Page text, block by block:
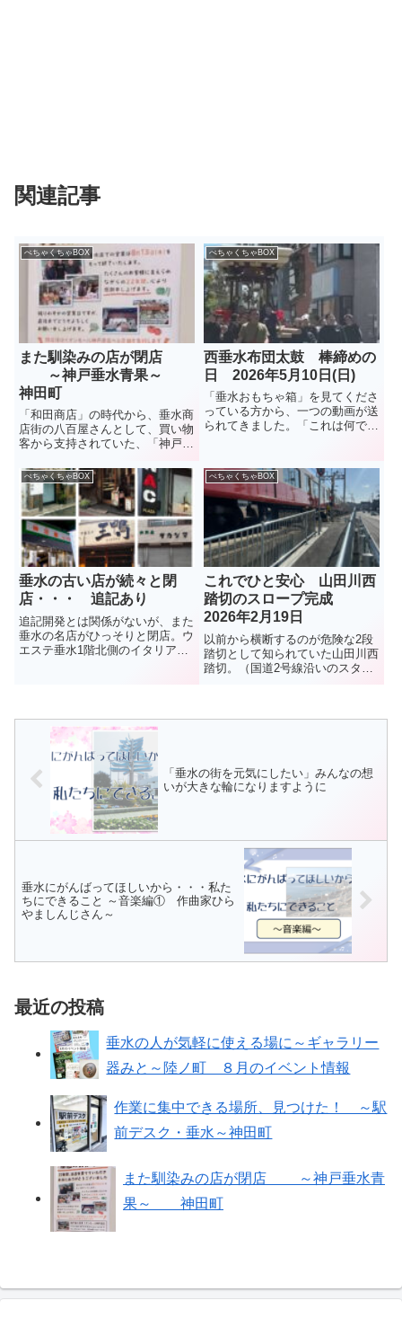
関連記事
ぺちゃくちゃBOX
また馴染みの店が閉店
～神戸垂水青果～
神田町
「和田商店」の時代から、垂水商
店街の八百屋さんとして、買い物
客から支持されていた、「神戸垂
移転、店も広くなって買いやすく
なったと評判だったが・・・。今
夏、8月13日に閉店とのこと。残
念だが、イオンモール神戸南...
ぺちゃくちゃBOX
西垂水布団太鼓 棒締めの
日 2026年5月10日(日)
「垂水おもちゃ箱」を見てくださ
っている方から、一つの動画が送
られてきました。「これは何でし
鼓、「棒締め」という1年に1回
の行事だそうです。5月10日、行
われたようです。秋祭りに向け
て...
ぺちゃくちゃBOX
垂水の古い店が続々と閉
店・・・ 追記あり
追記開発とは関係がないが、また
垂水の名店がひっそりと閉店。ウ
エステ垂水1階北側のイタリアン
と。（2026年3月） ...
ぺちゃくちゃBOX
これでひと安心 山田川西
踏切のスロープ完成
2026年2月19日
以前から横断するのが危険な2段
踏切として知られていた山田川西
踏切。（国道2号線沿いのスター
「垂水の街を元気にしたい」みんなの想
いが大きな輪になりますように
垂水にがんばってほしいから・・・私た
ちにできること ～音楽編① 作曲家ひら
やましんじさん～
最近の投稿
垂水の人が気軽に使える場に～ギャラリー
器みと～陸ノ町 ８月のイベント情報
作業に集中できる場所、見つけた！ ～駅
前デスク・垂水～神田町
また馴染みの店が閉店 ～神戸垂水青
果～ 神田町